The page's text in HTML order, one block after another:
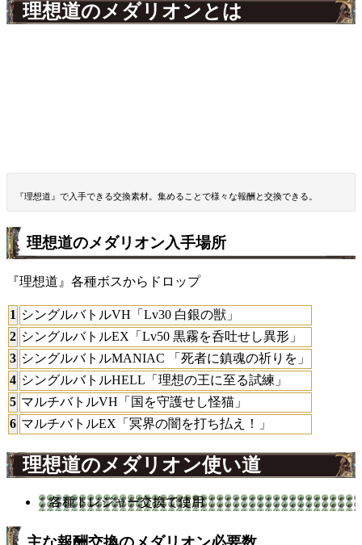
理想道のメダリオンとは
『理想道』で入手できる交換素材。集めることで様々な報酬と交換できる。
理想道のメダリオン入手場所
『理想道』各種ボスからドロップ
1 シングルバトルVH「Lv30 白銀の獣」
2 シングルバトルEX「Lv50 黒霧を呑吐せし異形」
3 シングルバトルMANIAC 「死者に鎮魂の祈りを」
4 シングルバトルHELL「理想の王に至る試練」
5 マルチバトルVH「国を守護せし怪猫」
6 マルチバトルEX「冥界の闇を打ち払え！」
理想道のメダリオン使い道
各種トレジャー交換で使用